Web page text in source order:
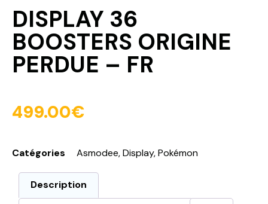
DISPLAY 36
BOOSTERS ORIGINE
PERDUE – FR
499.00€
Catégories Asmodee,Display,Pokémon
Description